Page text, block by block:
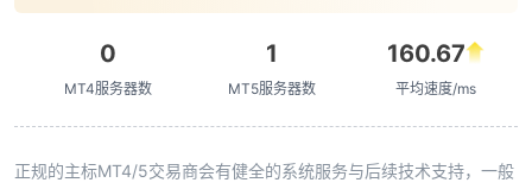
0
MT4服务器数
1
MT5服务器数
160.67
平均速度/ms
正规的主标MT4/5交易商会有健全的系统服务与后续技术支持，一般